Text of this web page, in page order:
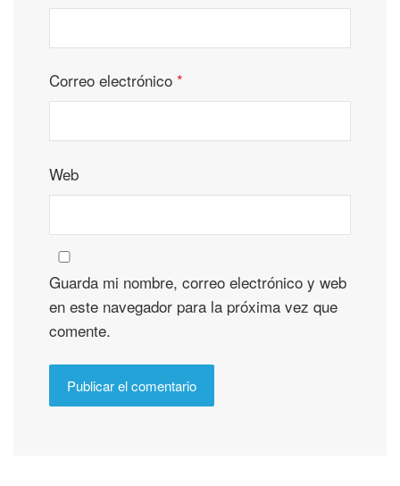
Correo electrónico *
Web
Guarda mi nombre, correo electrónico y web
en este navegador para la próxima vez que
comente.